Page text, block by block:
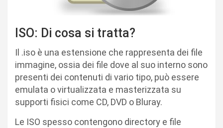
ISO: Di cosa si tratta?
Il .iso è una estensione che rappresenta dei file
immagine, ossia dei file dove al suo interno sono
presenti dei contenuti di vario tipo, può essere
emulata o virtualizzata e masterizzata su
supporti fisici come CD, DVD o Bluray.
Le ISO spesso contengono directory e file